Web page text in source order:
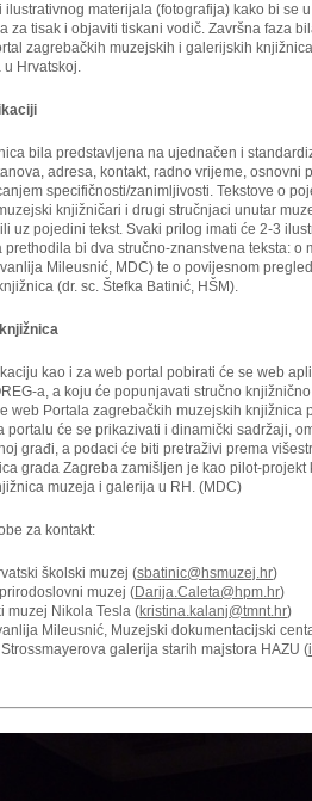
ilustrativnog materijala (fotografija) kako bi se
za tisak i objaviti tiskani vodič. Završna faza
zagrebačkih muzejskih i galerijskih
u Hrvatskoj.
bila predstavljena na ujednačen i
adresa, kontakt, radno vrijeme, osnovni
specifičnosti/zanimljivosti. Tekstove o
knjižničari i drugi stručnjaci unutar
uz pojedini tekst. Svaki prilog imati će 2-3
bi dva stručno-znanstvena teksta: o
Mileusnić, MDC) te o povijesnom
(dr. sc. Štefka Batinić, HŠM).
kao i za web portal pobirati će se web
a, a koju će popunjavati stručno
web Portala zagrebačkih muzejskih knjižnica
portalu će se prikazivati i dinamički sadržaji,
građi, a podaci će biti pretraživi prema
grada Zagreba zamišljen je kao pilot-
muzeja i galerija u RH. (MDC)
za kontakt:
školski muzej (sbatinic@hsmuzej.hr)
muzej (Darija.Caleta@hpm.hr)
muzej Nikola Tesla (kristina.kalanj@tmnt.hr)
Mileusnić, Muzejski dokumentacijski
galerija starih majstora HAZU (